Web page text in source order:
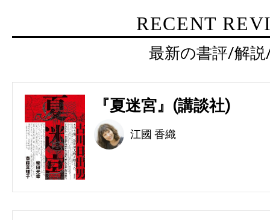
RECENT
最新の書評/解
『夏迷宮』(講談社)
江國 香織